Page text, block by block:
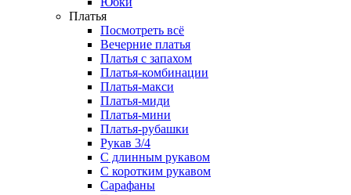
Платья
Посмотреть всё
Вечерние платья
Платья с запахом
Платья-комбинации
Платья-макси
Платья-миди
Платья-мини
Платья-рубашки
Рукав 3/4
С длинным рукавом
С коротким рукавом
Сарафаны